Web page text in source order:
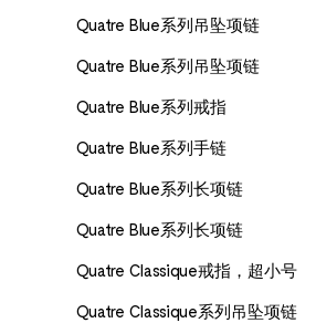
Quatre Blue系列吊坠项链
Quatre Blue系列吊坠项链
Quatre Blue系列戒指
Quatre Blue系列手链
Quatre Blue系列长项链
Quatre Blue系列长项链
Quatre Classique戒指，超小号
Quatre Classique系列吊坠项链